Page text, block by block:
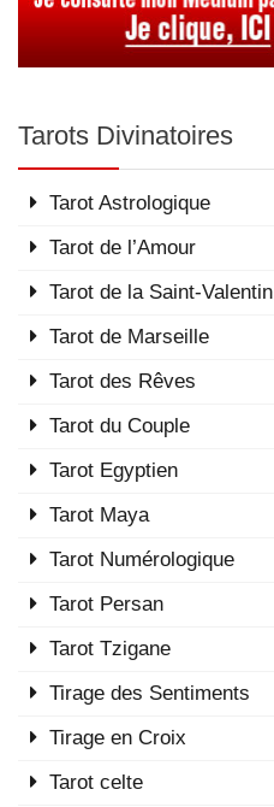
Tarots Divinatoires
Tarot Astrologique
Tarot de l’Amour
Tarot de la Saint-Valentin
Tarot de Marseille
Tarot des Rêves
Tarot du Couple
Tarot Egyptien
Tarot Maya
Tarot Numérologique
Tarot Persan
Tarot Tzigane
Tirage des Sentiments
Tirage en Croix
Tarot celte